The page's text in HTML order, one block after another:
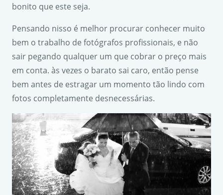
bonito que este seja.
Pensando nisso é melhor procurar conhecer muito
bem o trabalho de fotógrafos profissionais, e não
sair pegando qualquer um que cobrar o preço mais
em conta. às vezes o barato sai caro, então pense
bem antes de estragar um momento tão lindo com
fotos completamente desnecessárias.